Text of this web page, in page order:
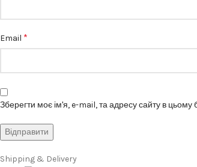
Email *
Зберегти моє ім'я, e-mail, та адресу сайту в цьому
Shipping & Delivery